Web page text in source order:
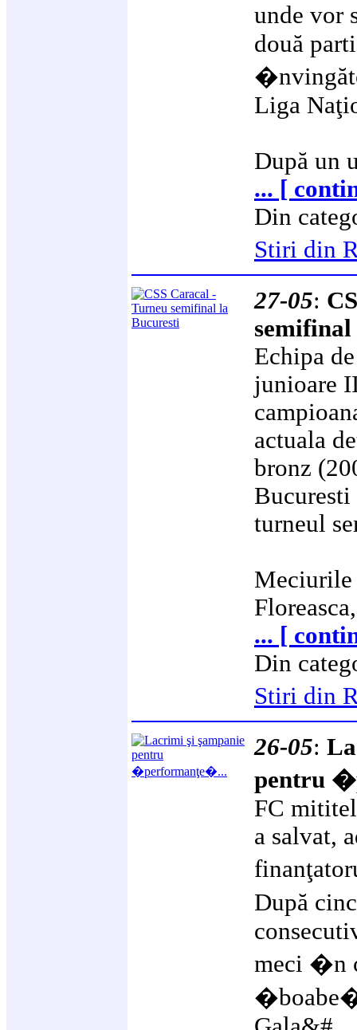
unde vor
două
Liga
După un
... [
Din
Stiri din
27-05:
Echipa
junioare
actuala
bronz
Bucuresti
turneul
Meciurile
... [
Din
Stiri din
26-05:
pentru
FC
a salvat,
După
meci �n